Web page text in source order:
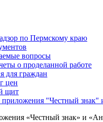
по Пермскому краю
вопросы
о проделанной работе
для граждан
цен
щит
"Честный знак"
«Честный знак» и